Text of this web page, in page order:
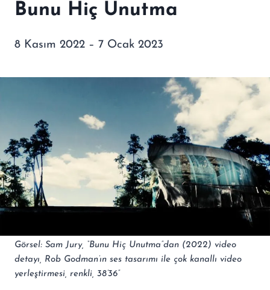
Bunu Hiç Unutma
8 Kasım 2022 – 7 Ocak 2023
Görsel: Sam Jury, “Bunu Hiç Unutma”dan (2022) video
detayı, Rob Godman’ın ses tasarımı ile çok kanallı video
yerleştirmesi, renkli, 38’36”